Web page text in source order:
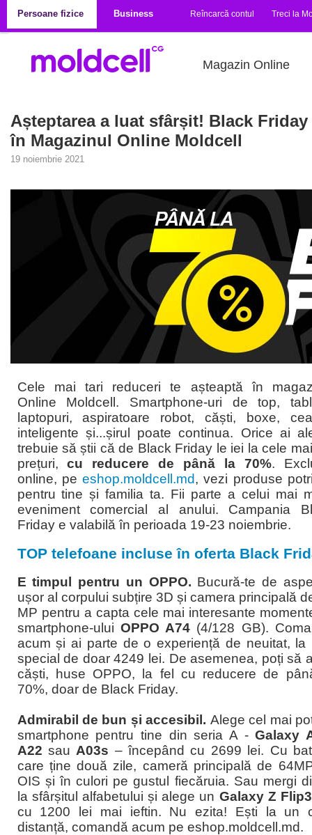
Persoane fizice
Business Reîncarcă contul Treci la
Magazin Online
Așteptarea a luat sfârșit! Black
în Magazinul Online Moldcell
19 noiembrie 2021
Cele mai tari reduceri te așteaptă în
Online Moldcell. Smartphone-uri de top,
laptopuri, aspiratoare robot, căști, boxe,
inteligente și...șirul poate continua. Orice ai
trebuie să știi că de Black Friday le iei la cele
prețuri,cu reducere de până la 70%.
online, peeshop.moldcell.md, vezi produse
pentru tine și familia ta. Fii parte a celui mai
eveniment comercial al anului. Campania
Friday e valabilă în perioada 19-23 noiembrie.
TOP telefoane incluse în oferta Black
E timpul pentru un OPPO. Bucură-te de
ușor al corpului subțire 3D și camera principală
MP pentru a capta cele mai interesante
smartphone-ului OPPO A74 (4/128 GB).
acum și ai parte de o experiență de neuitat, la
special de doar 4249 lei. De asemenea, poți să
căști, huse OPPO, la fel cu reducere de
70%, doar de Black Friday.
Admirabil de bun și accesibil. Alege cel mai
smartphone pentru tine din seria A -Galaxy
A22 sau A03s – începând cu 2699 lei. Cu
care ține două zile, cameră principală de
OIS și în culori pe gustul fiecăruia. Sau mergi
la sfârșitul alfabetului și alege un Galaxy Z
cu 1200 lei mai ieftin. Nu ezita! Ești la un
distanță, comandă acum pe eshop.moldcell.md.